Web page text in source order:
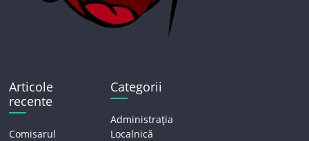
Articole
recente
Comisarul
Categorii
Administrația
Localnică